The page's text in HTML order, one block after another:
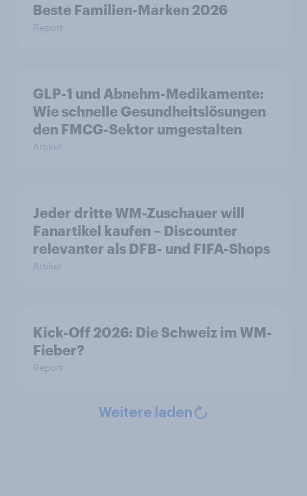
Beste Familien-Marken 2026
Report
GLP-1 und Abnehm-Medikamente:
Wie schnelle Gesundheitslösungen
den FMCG-Sektor umgestalten
Artikel
Jeder dritte WM-Zuschauer will
Fanartikel kaufen – Discounter
relevanter als DFB- und FIFA-Shops
Artikel
Kick-Off 2026: Die Schweiz im WM-
Fieber?​
Report
Weitere laden